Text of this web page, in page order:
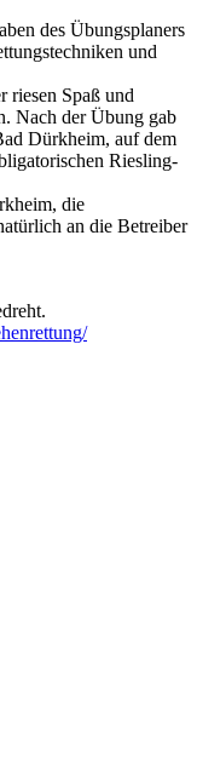
des Übungsplaners
und
riesen Spaß und
Nach der Übung gab
Dürkheim, auf dem
Riesling-
die
an die Betreiber